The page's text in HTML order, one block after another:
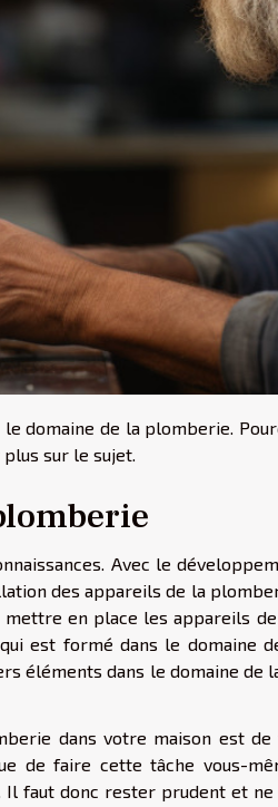
domaine de la plomberie.
sur le sujet.
Avec le
des appareils de la
mettre en place les appareils
est formé dans le domaine
éléments dans le domaine de
dans votre maison est de
de faire cette tâche vous-
faut donc rester prudent et ne